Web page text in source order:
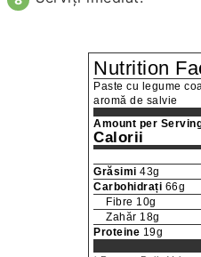
Nutrition
Paste cu legume
aromă de salvie
Amount per
Calorii
Grăsimi 43g
Carbohidrați 66g
Fibre 10g
Zahăr 18g
Proteine 19g